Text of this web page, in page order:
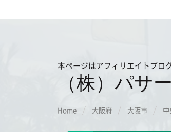
本ページはアフィリエイトプロ
（株）パサ
Home 大阪府 大阪市